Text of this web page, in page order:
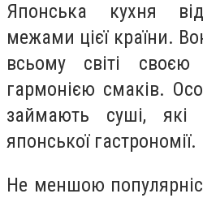
Японська кухня
межами цієї країни.
всьому світі своєю
гармонією смаків.
займають суші, які
японської гастрономії.
Не меншою